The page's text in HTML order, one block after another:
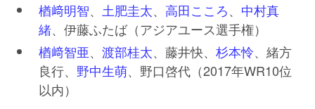
楢﨑明智、 土肥圭太、 高田こころ、 中村真
緒、伊藤ふたば（アジアユース選手権）
楢﨑智亜、 渡部桂太、藤井快、 杉本怜、緒方
良行、 野中生萌、野口啓代（2017年WR10位
以内）